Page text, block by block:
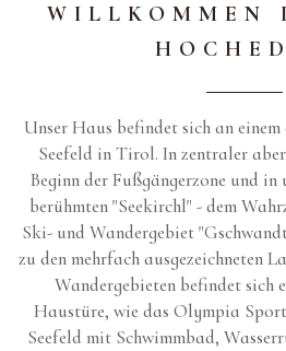
02
Kinder
01
WILLKOMMEN
Unser Haus befindet sich an
Seefeld in Tirol. In zentraler
Beginn der Fußgängerzone und
berühmten "Seekirchl" - dem
Ski- und Wandergebiet
zu den mehrfach ausgezeichneten
Wandergebieten befindet sich
Haustüre, wie das Olympia
Seefeld mit Schwimmbad,